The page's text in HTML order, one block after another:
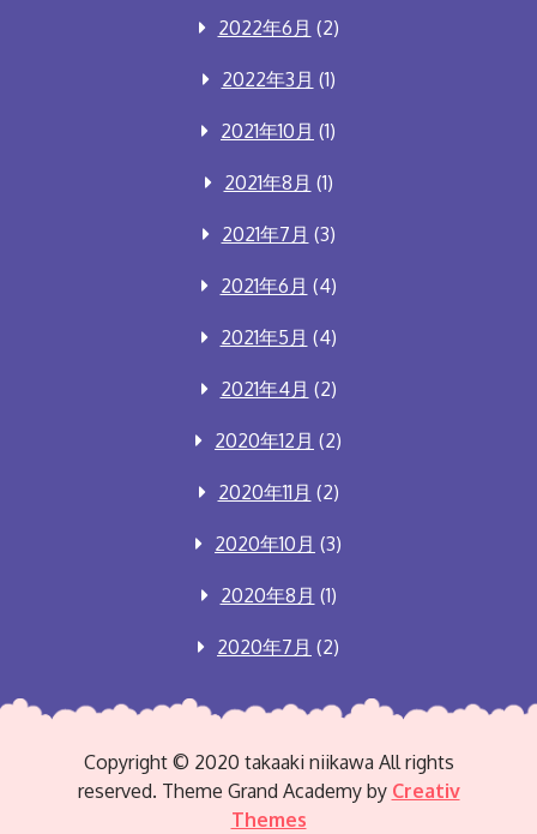
2022年6月 (2)
2022年3月 (1)
2021年10月 (1)
2021年8月 (1)
2021年7月 (3)
2021年6月 (4)
2021年5月 (4)
2021年4月 (2)
2020年12月 (2)
2020年11月 (2)
2020年10月 (3)
2020年8月 (1)
2020年7月 (2)
Copyright © 2020 takaaki niikawa All rights
reserved. Theme Grand Academy by Creativ
Themes